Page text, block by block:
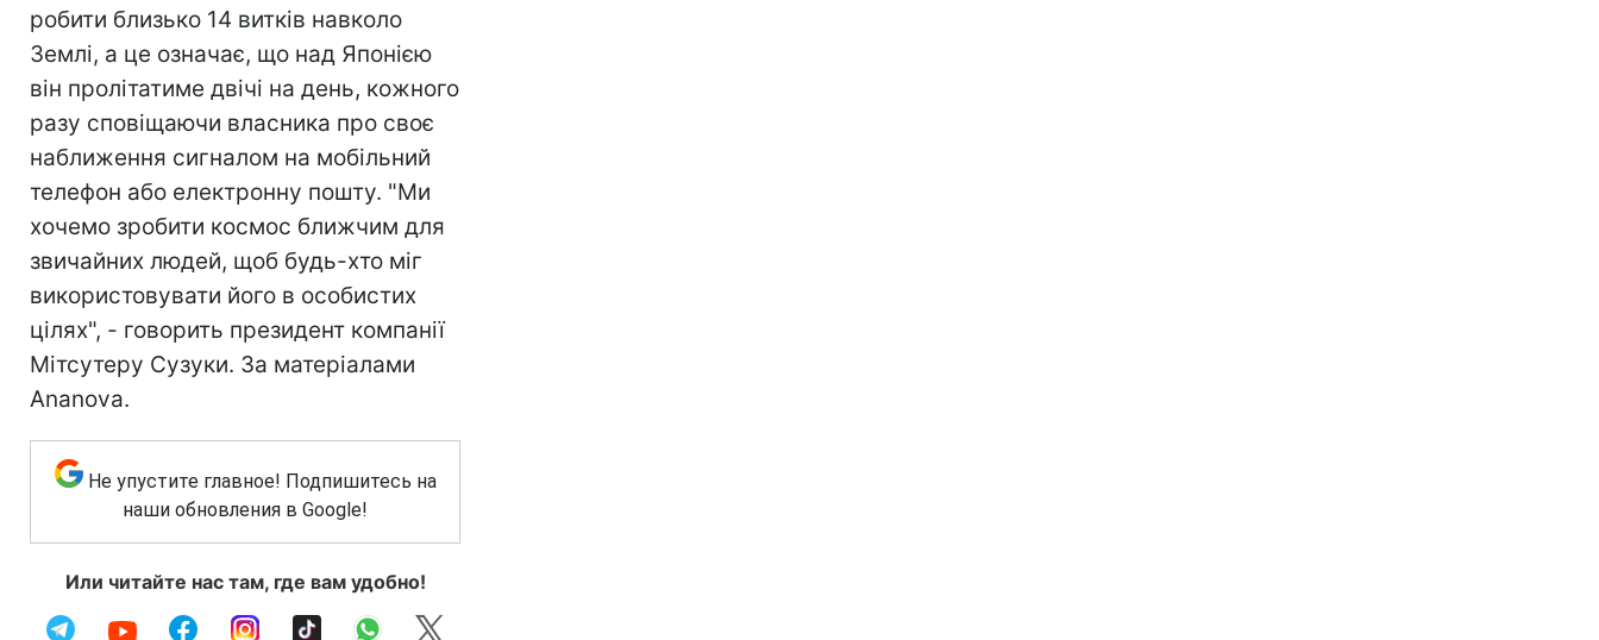
робити близько 14 витків навколо
Землі, а це означає, що над Японією
він пролітатиме двічі на день, кожного
разу сповіщаючи власника про своє
наближення сигналом на мобільний
телефон або електронну пошту. "Ми
хочемо зробити космос ближчим для
звичайних людей, щоб будь-хто міг
використовувати його в особистих
цілях", - говорить президент компанії
Мітсутеру Сузуки. За матеріалами
Ananova.
Не упустите главное! Подпишитесь на
наши обновления в Google!
Или читайте нас там, где вам удобно!